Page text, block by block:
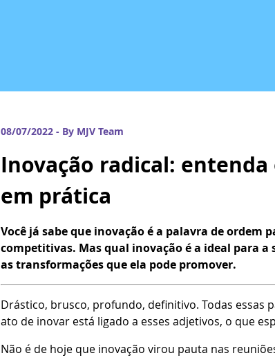
08/07/2022 - By MJV Team
Inovação radical:
em prática
Você já sabe que inovação é a palavra de ordem
competitivas. Mas qual inovação é a ideal para a
as transformações que ela pode promover.
Drástico, brusco, profundo, definitivo. Todas essas
ato de inovar está ligado a esses adjetivos, o que
Não é de hoje que inovação virou pauta nas